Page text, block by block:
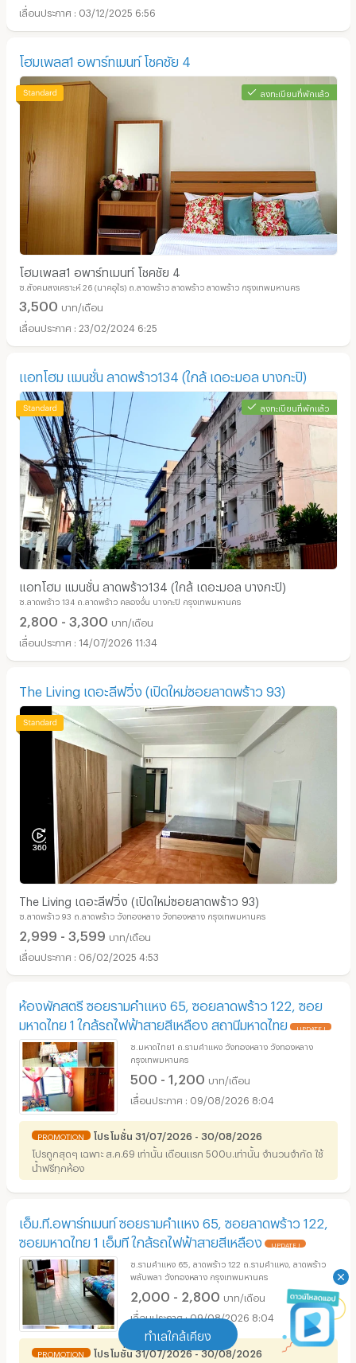
ทำเลใกล้เคียง
03/12/2025 6:56
โฮมเพลส1 อพาร์ทเมนท์ โชคชัย 4
ลงทะเบียนที่พักแล้ว
โฮมเพลส1 อพาร์ทเมนท์ โชคชัย 4
ซ.สังคมสงเคราะห์ 26 (นาคอุไร) ถ.ลาดพร้าว ลาดพร้าว ลาดพร้าว กรุงเทพมหานคร
3,500 บาท/เดือน
23/02/2024 6:25
แอทโฮม แมนชั่น ลาดพร้าว134 (ใกล้ เดอะมอล บางกะปิ)
ลงทะเบียนที่พักแล้ว
แอทโฮม แมนชั่น ลาดพร้าว134 (ใกล้ เดอะมอล บางกะปิ)
ซ.ลาดพร้าว 134 ถ.ลาดพร้าว คลองจั่น บางกะปิ กรุงเทพมหานคร
2,800 - 3,300 บาท/เดือน
14/07/2026 11:34
The Living เดอะลีฟวิ่ง (เปิดใหม่ซอยลาดพร้าว 93)
The Living เดอะลีฟวิ่ง (เปิดใหม่ซอยลาดพร้าว 93)
ซ.ลาดพร้าว 93 ถ.ลาดพร้าว วังทองหลาง วังทองหลาง กรุงเทพมหานคร
2,999 - 3,599 บาท/เดือน
06/02/2025 4:53
ห้องพักสตรี ซอยรามคำแหง 65, ซอยลาดพร้าว 122, ซอย
มหาดไทย 1 ใกล้รถไฟฟ้าสายสีเหลือง สถานีมหาดไทย
UPDATE !
ซ.มหาดไทย1 ถ.รามคำแหง วังทองหลาง วังทองหลาง
กรุงเทพมหานคร
500 - 1,200 บาท/เดือน
09/08/2026 8:04
PROMOTION โปรโมชั่น 31/07/2026 - 30/08/2026
โปรถูกสุดๆ เฉพาะ ส.ค.69 เท่านั้น เดือนแรก 500บ.เท่านั้น จำนวนจำกัด ใช้
น้ำฟรีทุกห้อง
เอ็ม.ที.อพาร์ทเมนท์ ซอยรามคำแหง 65, ซอยลาดพร้าว 122,
ซอยมหาดไทย 1 เอ็มที ใกล้รถไฟฟ้าสายสีเหลือง
UPDATE !
ซ.รามคำแหง 65, ลาดพร้าว 122 ถ.รามคำแหง, ลาดพร้าว
พลับพลา วังทองหลาง กรุงเทพมหานคร
2,000 - 2,800 บาท/เดือน
09/08/2026 8:04
PROMOTION โปรโมชั่น 31/07/2026 - 30/08/2026